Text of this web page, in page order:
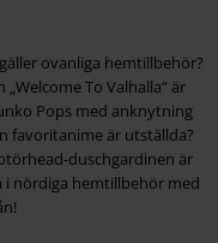
ovanliga hemtillbehör?
To Valhalla“ är
Pops med anknytning
favoritanime är utställda?
duschgardinen är
i nördiga hemtillbehör med